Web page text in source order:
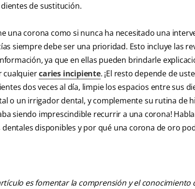
de sustitución.
una corona como si nunca ha necesitado una
siempre debe ser una prioridad. Esto incluye las
ya que en ellas pueden brindarle
cualquiercaries incipiente. ¡El resto depende de
dos veces al día, limpie los espacios entre sus
o un irrigador dental, y complemente su rutina de
siendo imprescindible recurrir a una corona!
disponibles y por qué una corona de oro
es fomentar la comprensión y el